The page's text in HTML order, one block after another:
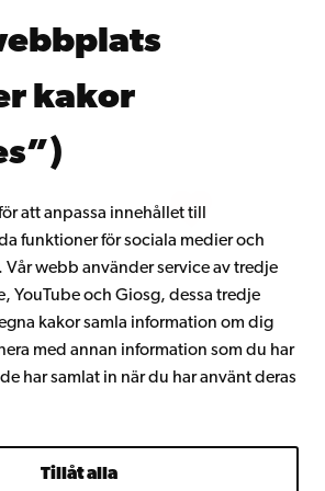
kakor
att anpassa innehållet till
funktioner för sociala medier och
Vår webb använder service av tredje
YouTube och Giosg, dessa tredje
kakor samla information om dig
med annan information som du har
har samlat in när du har använt deras
Tillåt alla
lärande
Akademis alumnnätverk
Facebook InstagramYouTube LinkedIn Blog Snapchat